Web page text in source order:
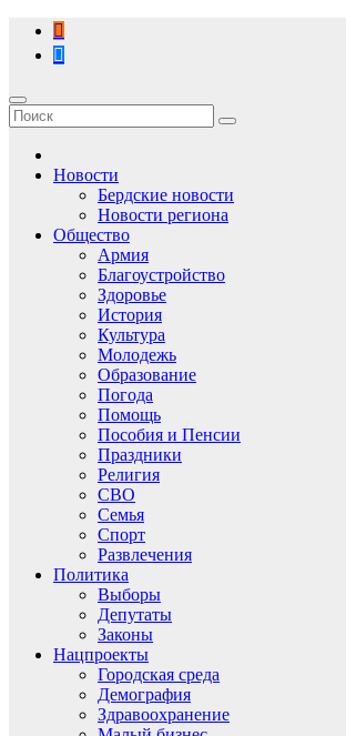
Перейти
содержимому
Новости
Бердские новости
Новости региона
Общество
Армия
Благоустройство
Здоровье
История
Культура
Молодежь
Образование
Погода
Помощь
Пособия и Пенсии
Праздники
Религия
СВО
Семья
Спорт
Развлечения
Политика
Выборы
Депутаты
Законы
Нацпроекты
Городская среда
Демография
Здравоохранение